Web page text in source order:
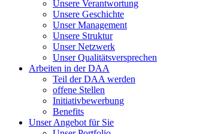
Unsere Verantwortung
Unsere Geschichte
Unser Management
Unsere Struktur
Unser Netzwerk
Unser Qualitätsversprechen
Arbeiten in der DAA
Teil der DAA werden
offene Stellen
Initiativbewerbung
Benefits
Unser Angebot für Sie